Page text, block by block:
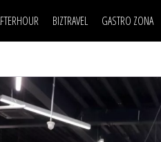
KNJIGE
AUTO SVET
BIZTRAVEL GASTRO ZONA
FILM I SCENA
AUTO SVET
STIL
WELLBEING